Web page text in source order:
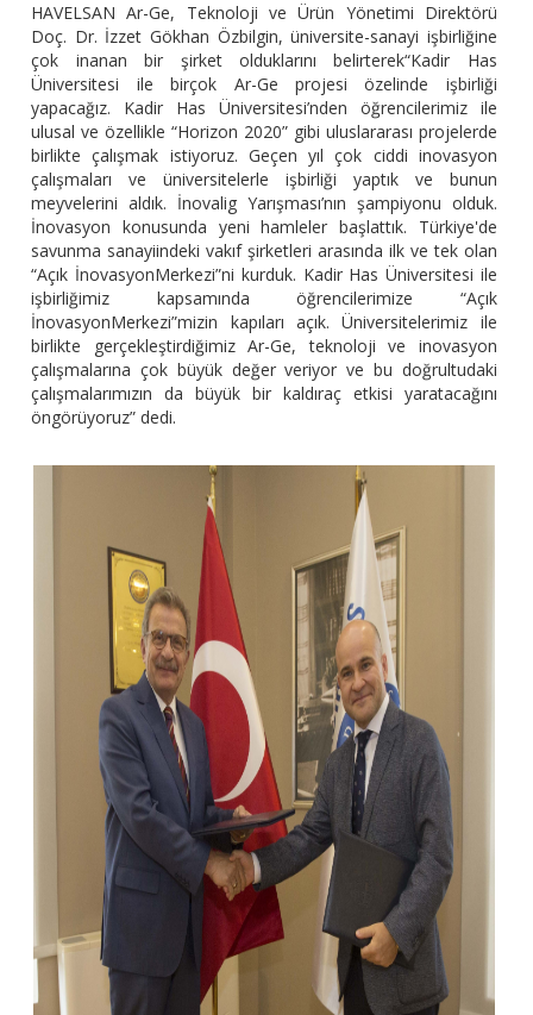
HAVELSAN Ar-Ge, Teknoloji ve Ürün Yönetimi Direktörü
Doç. Dr. İzzet Gökhan Özbilgin, üniversite-sanayi işbirliğine
çok inanan bir şirket olduklarını belirterek“Kadir Has
Üniversitesi ile birçok Ar-Ge projesi özelinde işbirliği
yapacağız. Kadir Has Üniversitesi’nden öğrencilerimiz ile
ulusal ve özellikle “Horizon 2020” gibi uluslararası projelerde
birlikte çalışmak istiyoruz. Geçen yıl çok ciddi inovasyon
çalışmaları ve üniversitelerle işbirliği yaptık ve bunun
meyvelerini aldık. İnovalig Yarışması’nın şampiyonu olduk.
İnovasyon konusunda yeni hamleler başlattık. Türkiye'de
savunma sanayiindeki vakıf şirketleri arasında ilk ve tek olan
“Açık İnovasyonMerkezi”ni kurduk. Kadir Has Üniversitesi ile
işbirliğimiz kapsamında öğrencilerimize “Açık
İnovasyonMerkezi”mizin kapıları açık. Üniversitelerimiz ile
birlikte gerçekleştirdiğimiz Ar-Ge, teknoloji ve inovasyon
çalışmalarına çok büyük değer veriyor ve bu doğrultudaki
çalışmalarımızın da büyük bir kaldıraç etkisi yaratacağını
öngörüyoruz” dedi.